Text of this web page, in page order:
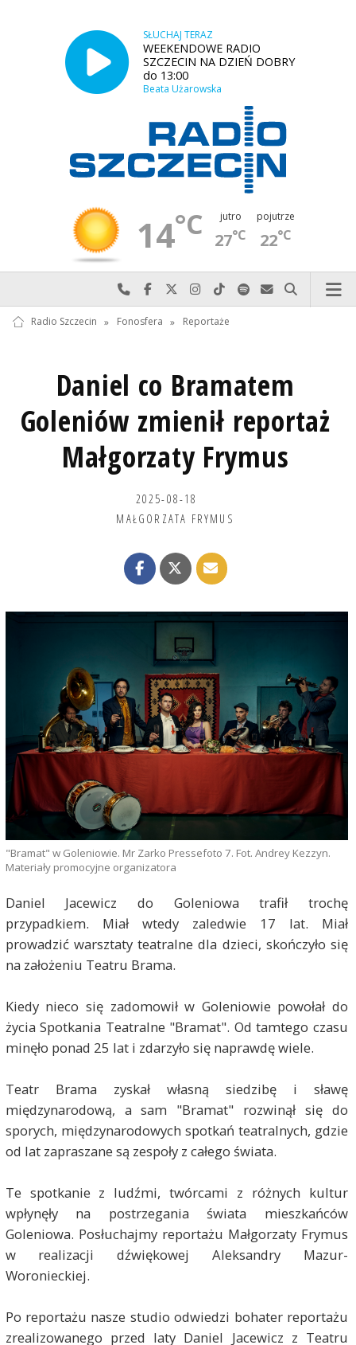
SŁUCHAJ TERAZ
WEEKENDOWE RADIO
SZCZECIN NA DZIEŃ DOBRY
do 13:00
Beata Użarowska
14°C jutro
27°C
pojutrze
22°C
Najlepiej po prostu do nas zadzwoń
Odwiedź nas na Facebook-u
Odwiedź nas na X
Odwiedź nas na Instagram-ie
Odwiedź nas na TikTok-u
Szukaj nas na Spotify
Wyślij do nas
Szukaj
Radio Szczecin » Fonosfera » Reportaże
Daniel co Bramatem
Goleniów zmienił reportaż
Małgorzaty Frymus
2025-08-18
MAŁGORZATA FRYMUS
"Bramat" w Goleniowie. Mr Zarko Pressefoto 7. Fot. Andrey Kezzyn.
Materiały promocyjne organizatora
Daniel Jacewicz do Goleniowa trafił trochę
przypadkiem. Miał wtedy zaledwie 17 lat. Miał
prowadzić warsztaty teatralne dla dzieci, skończyło się
na założeniu Teatru Brama.
Kiedy nieco się zadomowił w Goleniowie powołał do
życia Spotkania Teatralne "Bramat". Od tamtego czasu
minęło ponad 25 lat i zdarzyło się naprawdę wiele.
Teatr Brama zyskał własną siedzibę i sławę
międzynarodową, a sam "Bramat" rozwinął się do
sporych, międzynarodowych spotkań teatralnych, gdzie
od lat zapraszane są zespoły z całego świata.
Te spotkanie z ludźmi, twórcami z różnych kultur
wpłynęły na postrzegania świata mieszkańców
Goleniowa. Posłuchajmy reportażu Małgorzaty Frymus
w realizacji dźwiękowej Aleksandry Mazur-
Woronieckiej.
Po reportażu nasze studio odwiedzi bohater reportażu
zrealizowanego przed laty Daniel Jacewicz z Teatru